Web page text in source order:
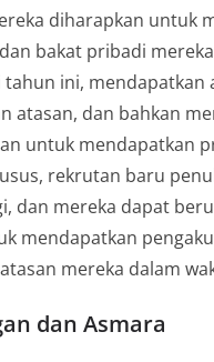
diharapkan untuk
bakat pribadi
tahun ini, mendapatkan
atasan, dan bahkan
untuk mendapatkan
rekrutan baru
dan mereka dapat
mendapatkan
mereka dalam
dan Asmara